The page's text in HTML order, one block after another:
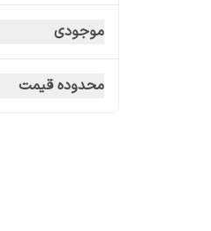
موجودی
محدوده قیمت